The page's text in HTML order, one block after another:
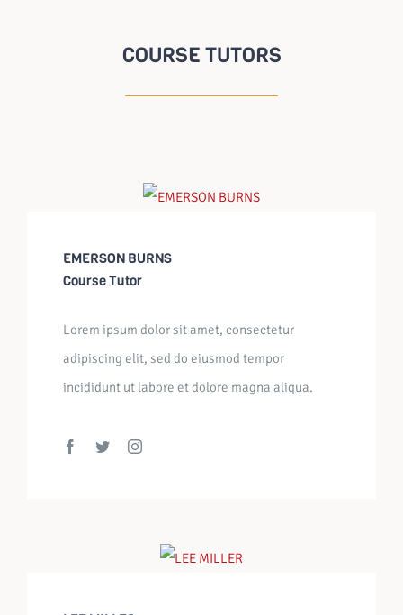
COURSE TUTORS
EMERSON BURNS
Course Tutor
Lorem ipsum dolor sit amet, consectetur
adipiscing elit, sed do eiusmod tempor
incididunt ut labore et dolore magna aliqua.